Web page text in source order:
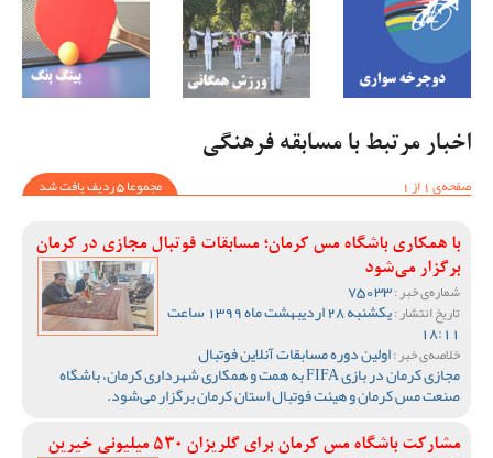
اخبار مرتبط با مسابقه فرهنگی
صفحه‌ی 1 از 1
مجموعا 5 ردیف یافت شد
با همکاری باشگاه مس کرمان؛ مسابقات فوتبال مجازی در کرمان
برگزار می‌شود
شماره‌ی خبر :
تاریخ انتشار : یکشنبه 28 اردیبهشت ماه 1399 ساعت
18:11
خلاصه‌ی خبر :اولین دوره مسابقات آنلاین فوتبال
مجازی کرمان در بازی FIFA به همت و همکاری شهرداری کرمان، باشگاه
صنعت مس کرمان و هیئت فوتبال استان کرمان برگزار می‌شود.
مشارکت باشگاه مس کرمان برای گلریزان 530 میلیونی خیرین